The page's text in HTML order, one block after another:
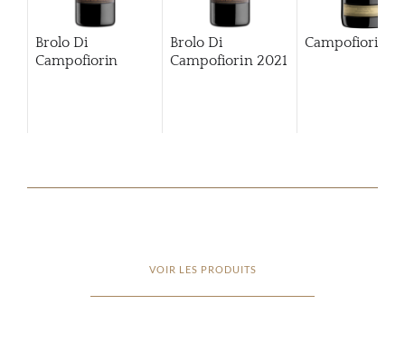
Brolo Di
Campofiorin
Brolo Di
Campofiorin 2021
Campofiorin
VOIR LES PRODUITS